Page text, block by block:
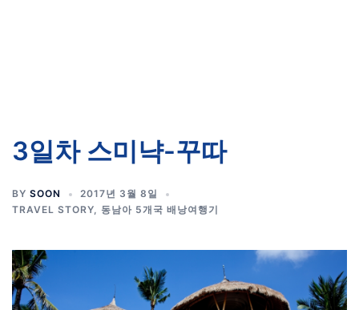
3일차 스미냑-꾸따
BY SOON
2017년 3월 8일
TRAVEL STORY, 동남아 5개국 배낭여행기